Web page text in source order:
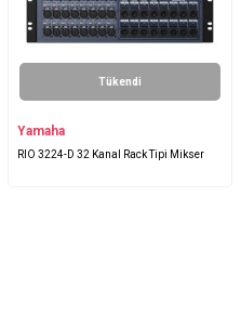
Tükendi
Yamaha
RIO 3224-D 32 Kanal Rack Tipi Mikser